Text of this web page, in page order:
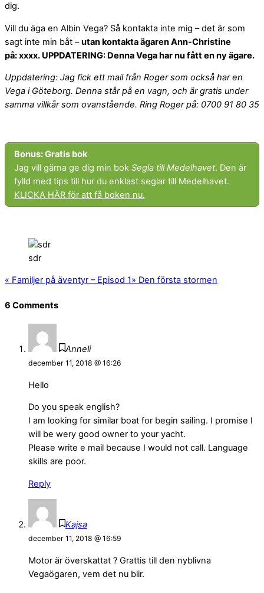
dig.
Vill du äga en Albin Vega? Så kontakta inte mig – det är som
sagt inte min båt –utan kontakta ägaren Ann-Christine
på: xxxx. UPPDATERING: Denna Vega har nu fått en ny ägare.
Uppdatering: Jag fick ett mail från Roger som också har en
Vega i Göteborg. Denna står på en vagn, och är gratis under
samma villkår som ovanstående. Ring Roger på: 0700 91 80 35
Bonus: Gratis bok
Jag vill gärna ge dig min bok Segla till Medelhavet. Den är
fylld med tips till hur du enklast seglar till Medelhavet.
KLICKA HÄR för att få boken nu.
sdr
« Familjer på äventyr – Episod 1» Den första stormen
6 Comments
Anneli
december 11, 2018 @ 16:26
Hello
Do you speak english?
I am looking for similar boat for begin sailing. I promise I
will be wery good owner to your yacht.
Please write e mail because I would not call. Language
skills are poor.
Reply
Kajsa
december 11, 2018 @ 16:59
Motor är överskattat ? Grattis till den nyblivna
Vegaögaren, vem det nu blir.